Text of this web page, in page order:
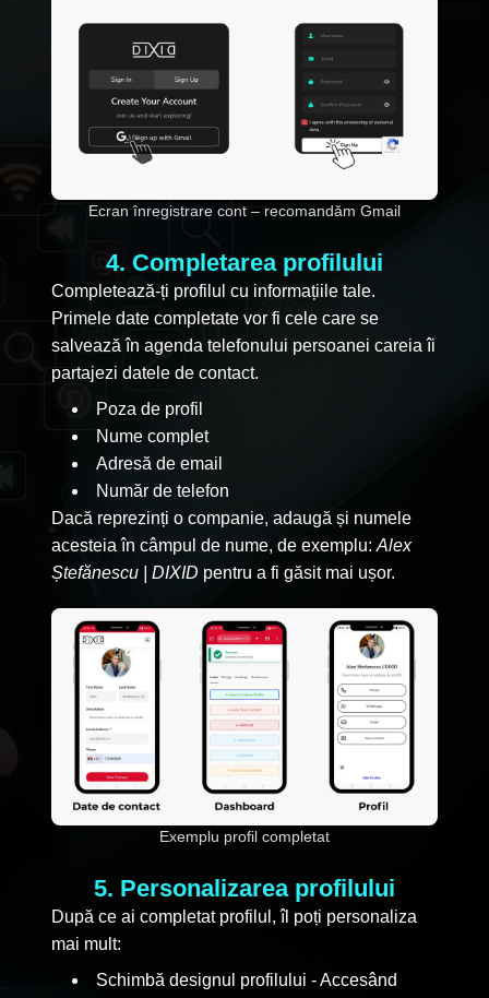
Ecran înregistrare cont – recomandăm Gmail
4. Completarea profilului
Completează-ți profilul cu informațiile tale.
Primele date completate vor fi cele care se
salvează în agenda telefonului persoanei careia îi
partajezi datele de contact.
Poza de profil
Nume complet
Adresă de email
Număr de telefon
Dacă reprezinți o companie, adaugă și numele
acesteia în câmpul de nume, de exemplu: Alex
Ștefănescu | DIXID pentru a fi găsit mai ușor.
Exemplu profil completat
5. Personalizarea profilului
După ce ai completat profilul, îl poți personaliza
mai mult:
Schimbă designul profilului - Accesând